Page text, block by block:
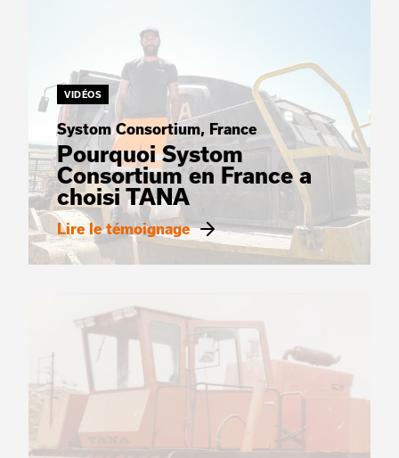
VIDÉOS
Systom Consortium, France
Pourquoi Systom
Consortium en France a
choisi TANA
Lire le témoignage